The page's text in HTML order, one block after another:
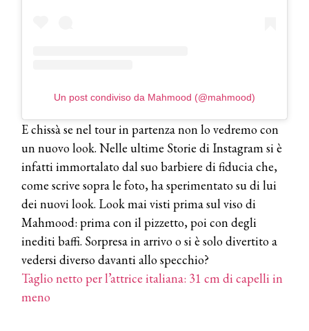
Un post condiviso da Mahmood (@mahmood)
E chissà se nel tour in partenza non lo vedremo con
un nuovo look. Nelle ultime Storie di Instagram si è
infatti immortalato dal suo barbiere di fiducia che,
come scrive sopra le foto, ha sperimentato su di lui
dei nuovi look. Look mai visti prima sul viso di
Mahmood: prima con il pizzetto, poi con degli
inediti baffi. Sorpresa in arrivo o si è solo divertito a
vedersi diverso davanti allo specchio?
Taglio netto per l’attrice italiana: 31 cm di capelli in
meno
Continua la carrellata di look firmati
TONI&GUY
A Natale regala una doppia
TONI&GUY “Feel Good Experience”!
TONI&GUY
LABEL.M lancia la sua innovativa ed
eco-sostenibile linea di prodotti
professionali
DAVINES
Davines presenta cofanetti beauty